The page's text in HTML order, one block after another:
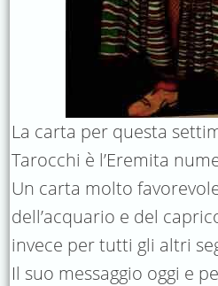
La carta per questa
Tarocchi è l’Eremita
Un carta molto
dell’acquario e del
invece per tutti gli altri
Il suo messaggio oggi e